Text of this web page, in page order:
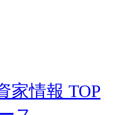
家情報 TOP